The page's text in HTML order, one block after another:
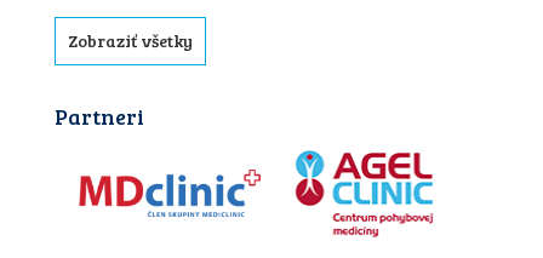
Zobraziť všetky
Partneri